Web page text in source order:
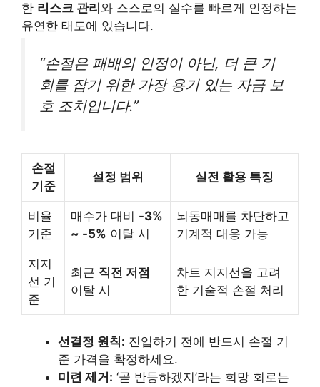
한 리스크 관리 와 스스로의 실수를 빠르게 인정하는
유연한 태도에 있습니다.
“손절은 패배의 인정이 아닌, 더 큰 기
회를 잡기 위한 가장 용기 있는 자금 보
호 조치입니다.”
손절
기준
설정 범위 실전 활용 특징
비율
기준
매수가 대비 -3%
~ -5% 이탈 시
뇌동매매를 차단하고
기계적 대응 가능
지지
선 기
준
최근 직전 저점
이탈 시
차트 지지선을 고려
한 기술적 손절 처리
선결정 원칙: 진입하기 전에 반드시 손절 기
준 가격을 확정하세요.
미련 제거: ‘곧 반등하겠지’라는 희망 회로는